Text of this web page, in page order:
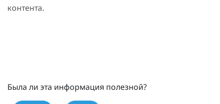
контента.
Была ли эта информация полезной?